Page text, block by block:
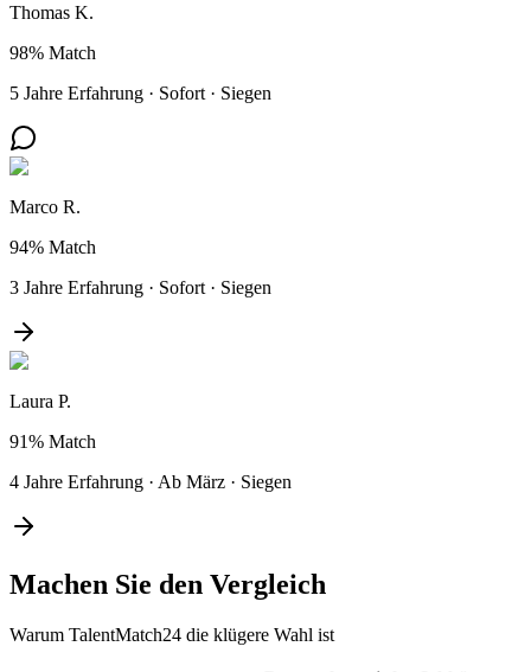
Thomas K.
98% Match
5 Jahre Erfahrung · Sofort · Siegen
Marco R.
94% Match
3 Jahre Erfahrung · Sofort · Siegen
Laura P.
91% Match
4 Jahre Erfahrung · Ab März · Siegen
Machen Sie den Vergleich
Warum TalentMatch24 die klügere Wahl ist